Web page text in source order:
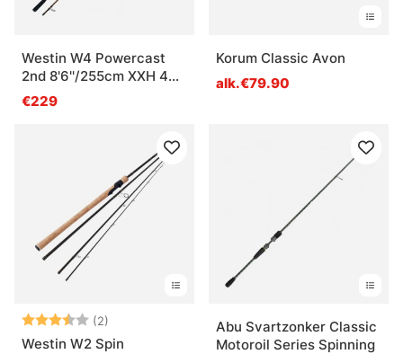
Westin W4 Powercast
2nd 8'6''/255cm XXH 40-
130g 2sec
€229
Korum Classic Avon
alk.€79.90
Arvio: (2)
3.5 5:sta tähdestä
Westin W2 Spin
Abu Svartzonker Classic
Motoroil Series Spinning